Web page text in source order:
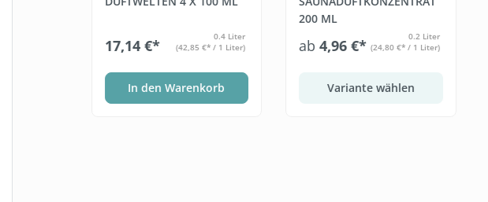
17,14 €*
0.4 Liter
(42,85 €* / 1 Liter)
In den Warenkorb
200 ML
ab4,96 €*
0.2 Liter
(24,80 €* / 1 Liter)
Variante wählen